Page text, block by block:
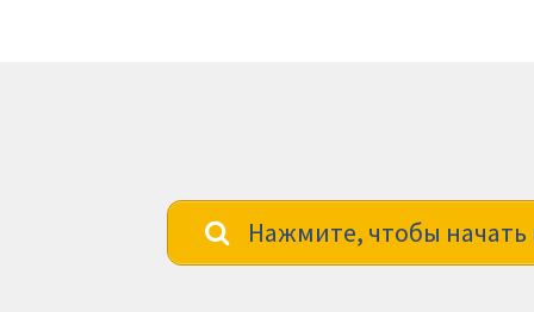
Нажмите, чтобы начать